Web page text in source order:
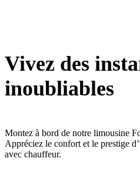
Vivez des
inoubliables
Montez à bord de notre limousine
Appréciez le confort et le prestige
avec chauffeur.